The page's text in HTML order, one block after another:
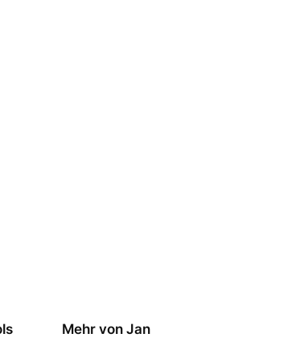
Mehr von Jan